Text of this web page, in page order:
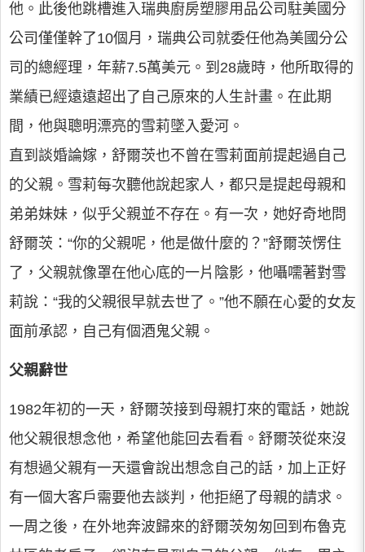
他。此後他跳槽進入瑞典廚房塑膠用品公司駐美國分
公司僅僅幹了10個月，瑞典公司就委任他為美國分公
司的總經理，年薪7.5萬美元。到28歲時，他所取得的
業績已經遠遠超出了自己原來的人生計畫。在此期
間，他與聰明漂亮的雪莉墜入愛河。
直到談婚論嫁，舒爾茨也不曾在雪莉面前提起過自己
的父親。雪莉每次聽他說起家人，都只是提起母親和
弟弟妹妹，似乎父親並不存在。有一次，她好奇地問
舒爾茨：“你的父親呢，他是做什麼的？”舒爾茨愣住
了，父親就像罩在他心底的一片陰影，他囁嚅著對雪
莉說：“我的父親很早就去世了。”他不願在心愛的女友
面前承認，自己有個酒鬼父親。
父親辭世
1982年初的一天，舒爾茨接到母親打來的電話，她說
他父親很想念他，希望他能回去看看。舒爾茨從來沒
有想過父親有一天還會說出想念自己的話，加上正好
有一個大客戶需要他去談判，他拒絕了母親的請求。
一周之後，在外地奔波歸來的舒爾茨匆匆回到布魯克